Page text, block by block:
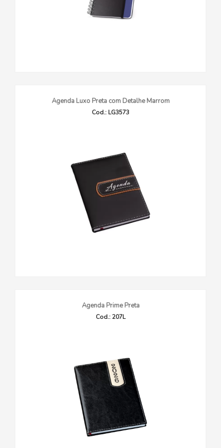
Agenda Luxo Preta com Detalhe Marrom
Cod.: LG3573
Agenda Prime Preta
Cod.: 207L